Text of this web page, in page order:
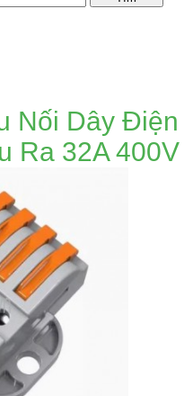
Nối Dây Điện
Ra 32A 400V